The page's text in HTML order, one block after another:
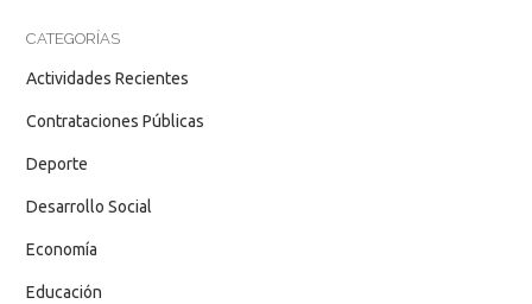
CATEGORÍAS
Actividades Recientes
Contrataciones Públicas
Deporte
Desarrollo Social
Economía
Educación